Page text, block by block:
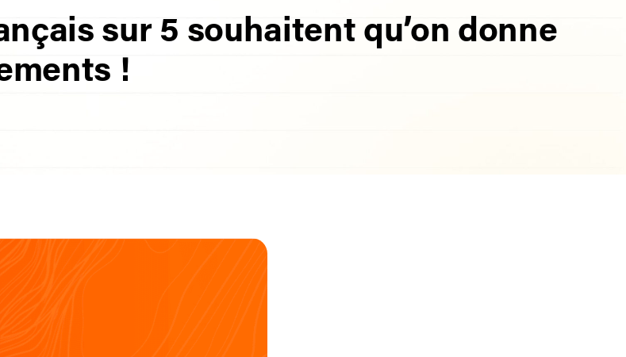
sur 5 souhaitent qu’on donne
!